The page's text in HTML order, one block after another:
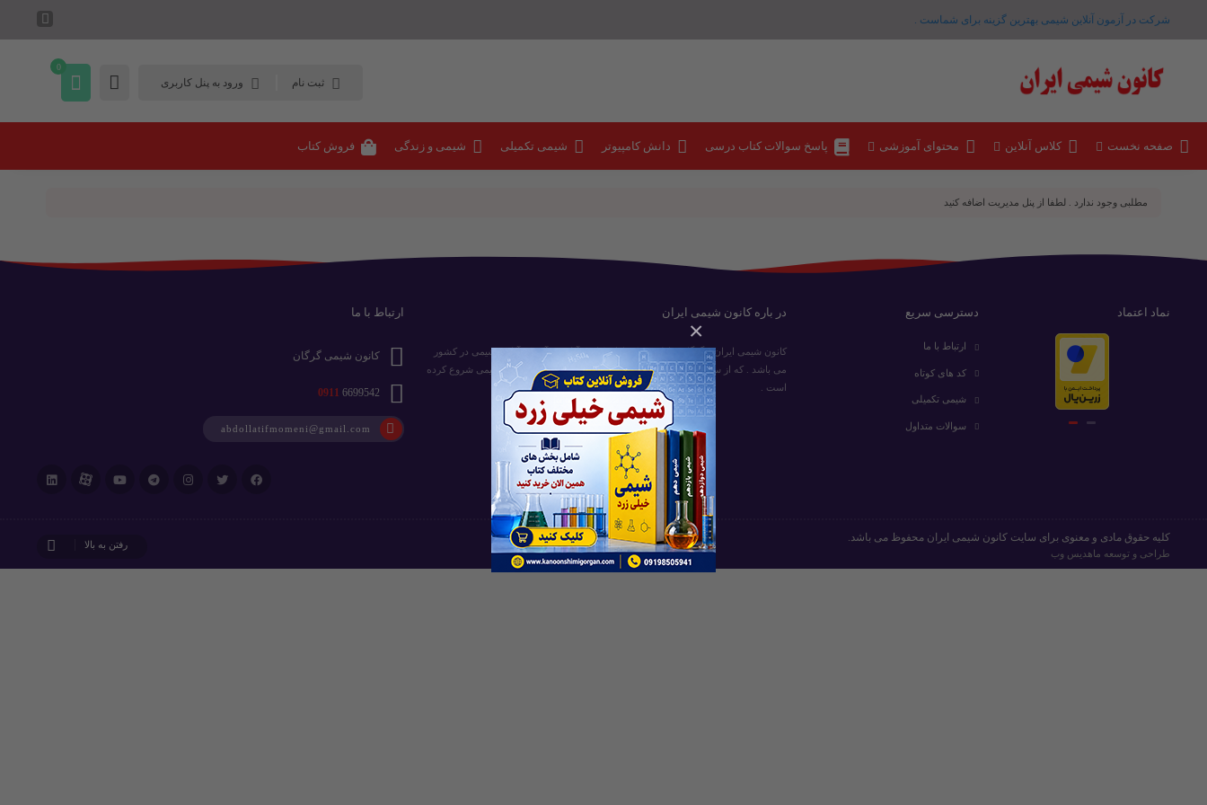
×
شرکت در آزمون آنلاین شیمی بهترین گزینه برای شماست .
ثبت نام ورود به پنل کاربری
0
صفحه نخست کلاس آنلاین محتوای آموزشی پاسخ سوالات کتاب درسی دانش کامپیوتر شیمی تکمیلی شیمی و زندگی فروش کتاب
مطلبی وجود ندارد . لطفا از پنل مدیریت اضافه کنید
نماد اعتماد دسترسی سریع
ارتباط با ما
کد های کوتاه
شیمی تکمیلی
سوالات متداول
در باره کانون شیمی ایران
کانون شیمی ایران و گرگان ، اولین مرکز ارائه کلاس آنلاین و آزمون آنلاین شیمی در کشور
می باشد . که از سال 84 فعالیت آموزشی خود را در زمینه آموزش آنلاین شیمی شروع کرده
است .
ارتباط با ما
کانون شیمی گرگان
0911 6699542
abdollatifmomeni@gmail.com
کلیه حقوق مادی و معنوی برای سایت کانون شیمی ایران محفوظ می باشد.
طراحی و توسعه ماهدیس وب
رفتن به بالا